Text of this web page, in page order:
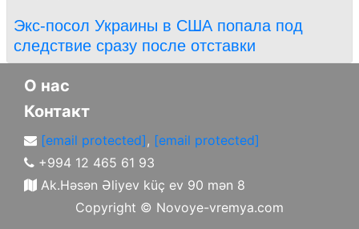
Экс-посол Украины в США попала под
следствие сразу после отставки
О нас
Контакт
[email protected], [email protected]
+994 12 465 61 93
Ak.Həsən Əliyev küç ev 90 mən 8
Copyright © Novoye-vremya.com